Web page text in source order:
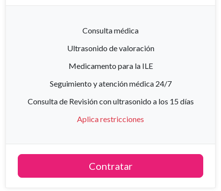
Consulta médica
Ultrasonido de valoración
Medicamento para la ILE
Seguimiento y atención médica 24/7
Consulta de Revisión con ultrasonido a los 15 días
Aplica restricciones
Contratar